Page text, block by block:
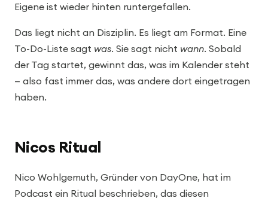
Eigene ist wieder hinten runtergefallen.
Das liegt nicht an Disziplin. Es liegt am Format. Eine
To-Do-Liste sagt was. Sie sagt nicht wann. Sobald
der Tag startet, gewinnt das, was im Kalender steht
— also fast immer das, was andere dort eingetragen
haben.
Nicos Ritual
Nico Wohlgemuth, Gründer von DayOne, hat im
Podcast ein Ritual beschrieben, das diesen